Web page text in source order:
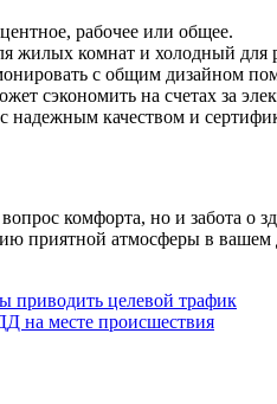
рабочее или общее.
жилых комнат и холодный для
с общим дизайном
сэкономить на счетах за
надежным качеством и
комфорта, но и забота о
приятной атмосферы в
приводить целевой трафик
на месте происшествия